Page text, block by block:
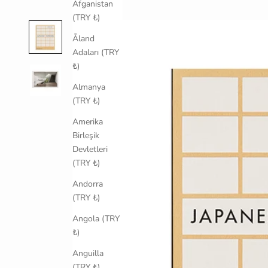
Afganistan
(TRY ₺)
Åland
Adaları (TRY
₺)
Almanya
(TRY ₺)
Amerika
Birleşik
Devletleri
(TRY ₺)
Andorra
(TRY ₺)
Angola (TRY
₺)
Anguilla